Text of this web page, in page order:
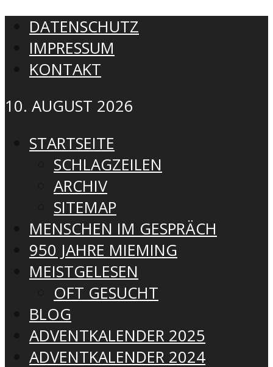
DATENSCHUTZ
IMPRESSUM
KONTAKT
10. AUGUST 2026
STARTSEITE
SCHLAGZEILEN
ARCHIV
SITEMAP
MENSCHEN IM GESPRÄCH
950 JAHRE MIEMING
MEISTGELESEN
OFT GESUCHT
BLOG
ADVENTKALENDER 2025
ADVENTKALENDER 2024